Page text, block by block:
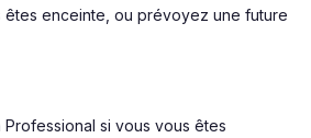
êtes enceinte, ou prévoyez une future
Professional si vous vous êtes